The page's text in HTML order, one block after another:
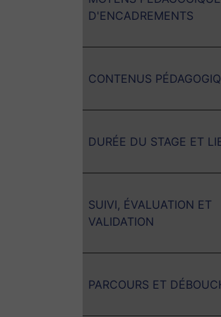
D'ENCADREMENTS
CONTENUS
DURÉE DU STAGE ET
SUIVI, ÉVALUATION ET
VALIDATION
PARCOURS ET